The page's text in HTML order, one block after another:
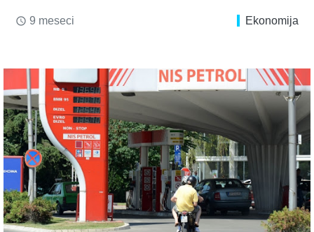
access_time 9 meseci Ekonomija